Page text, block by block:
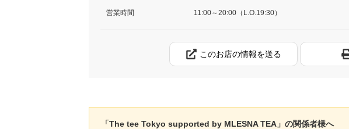
営業時間 11:00～20:00（L.O.19:30）
このお店の情報を送る
「The tee Tokyo supported by MLESNA TEA」の関係者様へ